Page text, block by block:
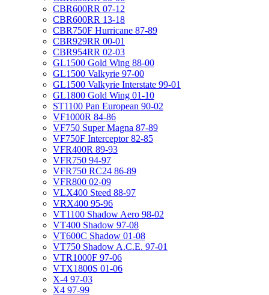
CBR600RR 07-12
CBR600RR 13-18
CBR750F Hurricane 87-89
CBR929RR 00-01
CBR954RR 02-03
GL1500 Gold Wing 88-00
GL1500 Valkyrie 97-00
GL1500 Valkyrie Interstate 99-01
GL1800 Gold Wing 01-10
ST1100 Pan European 90-02
VF1000R 84-86
VF750 Super Magna 87-89
VF750F Interceptor 82-85
VFR400R 89-93
VFR750 94-97
VFR750 RC24 86-89
VFR800 02-09
VLX400 Steed 88-97
VRX400 95-96
VT1100 Shadow Aero 98-02
VT400 Shadow 97-08
VT600C Shadow 01-08
VT750 Shadow A.C.E. 97-01
VTR1000F 97-06
VTX1800S 01-06
X-4 97-03
X4 97-99